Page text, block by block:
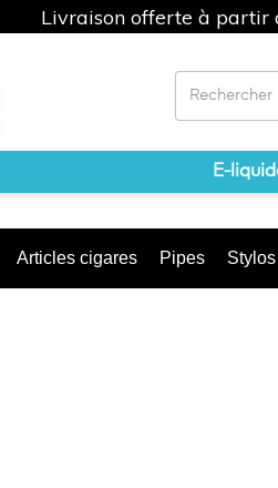
E-
Articles cigares Pipes Stylos
Livraison offerte à partir